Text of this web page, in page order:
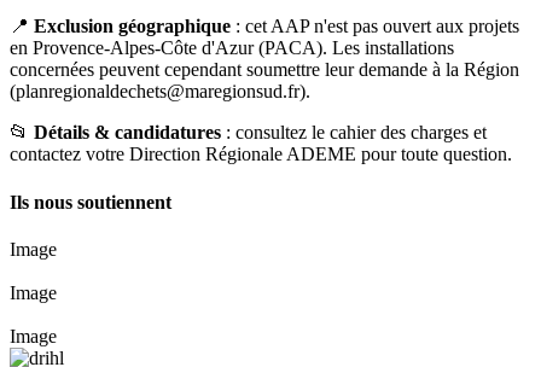
📍 Exclusion géographique : cet AAP n'est pas ouvert aux projets
en Provence-Alpes-Côte d'Azur (PACA). Les installations
concernées peuvent cependant soumettre leur demande à la Région
(planregionaldechets@maregionsud.fr).
📂 Détails & candidatures : consultez le cahier des charges et
contactez votre Direction Régionale ADEME pour toute question.
Ils nous soutiennent
Image
Image
Image